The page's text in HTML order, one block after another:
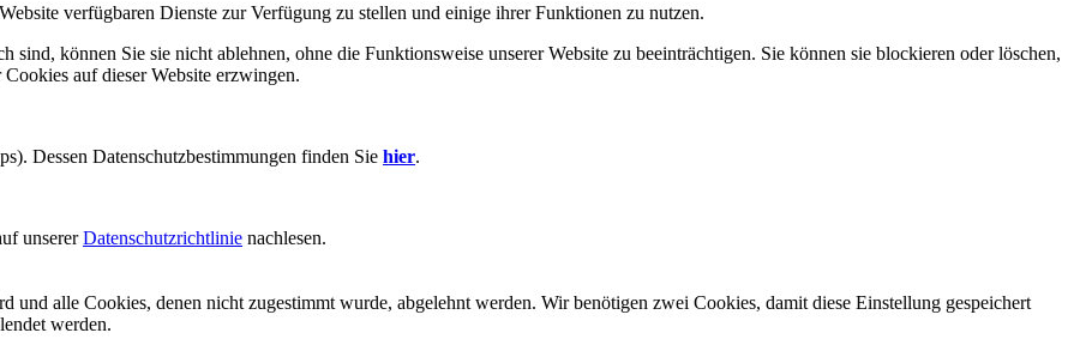
verfügbaren Dienste zur Verfügung zu stellen und einige ihrer Funktionen zu nutzen.
können Sie sie nicht ablehnen, ohne die Funktionsweise unserer Website zu beeinträchtigen. Sie können sie blockieren oder löschen,
auf dieser Website erzwingen.
Dessen Datenschutzbestimmungen finden Sie hier.
unsererDatenschutzrichtlinie nachlesen.
und alle Cookies, denen nicht zugestimmt wurde, abgelehnt werden. Wir benötigen zwei Cookies, damit diese Einstellung gespeichert
werden.